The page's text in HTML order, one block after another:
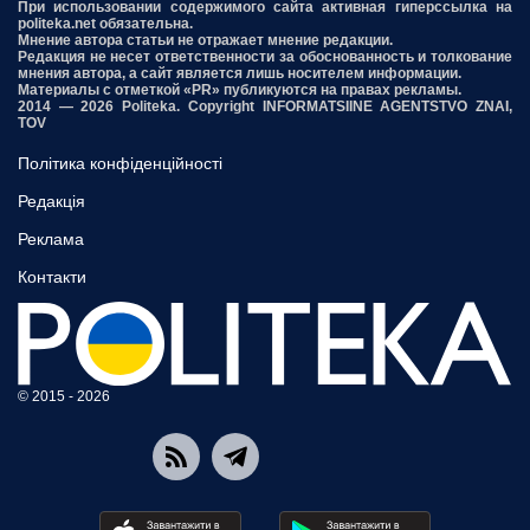
При использовании содержимого сайта активная гиперссылка на
politeka.net обязательна.
Мнение автора статьи не отражает мнение редакции.
Редакция не несет ответственности за обоснованность и толкование
мнения автора, а сайт является лишь носителем информации.
Материалы с отметкой «PR» публикуются на правах рекламы.
2014 — 2026 Politeka. Copyright INFORMATSIINE AGENTSTVO ZNAI,
TOV
Політика конфіденційності
Редакція
Реклама
Контакти
© 2015 - 2026